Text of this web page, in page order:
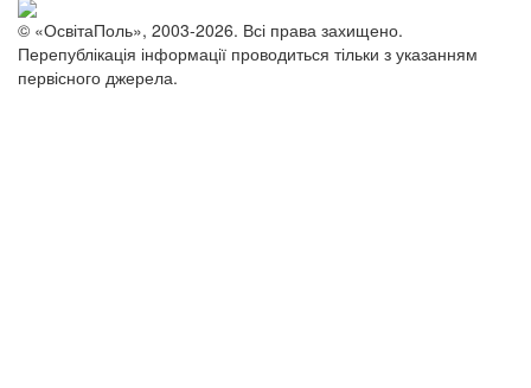
© «ОсвітаПоль», 2003-2026. Всі права захищено.
Перепублікація інформації проводиться тільки з указанням
первісного джерела.